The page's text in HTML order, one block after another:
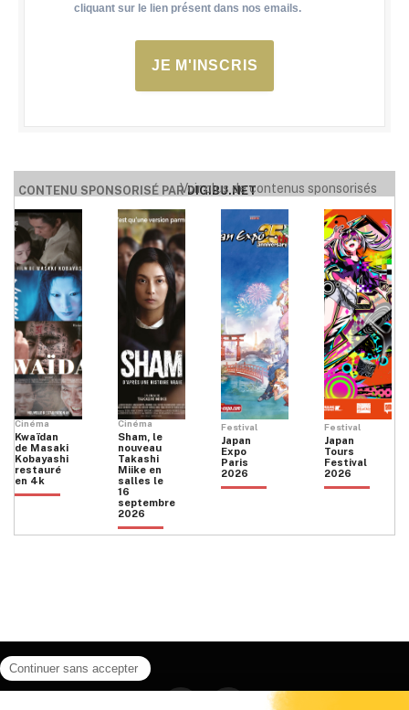
cliquant sur le lien présent dans nos emails.
JE M'INSCRIS
CONTENU SPONSORISÉ PARDIGIBU.NET
Voir plus de contenus sponsorisés
Cinéma
Kwaïdan
de Masaki
Kobayashi
restauré
en 4k
Cinéma
Sham, le
nouveau
Takashi
Miike en
salles le
16
septembre
2026
Festival
Japan
Expo
Paris
2026
Festival
Japan
Tours
Festival
2026